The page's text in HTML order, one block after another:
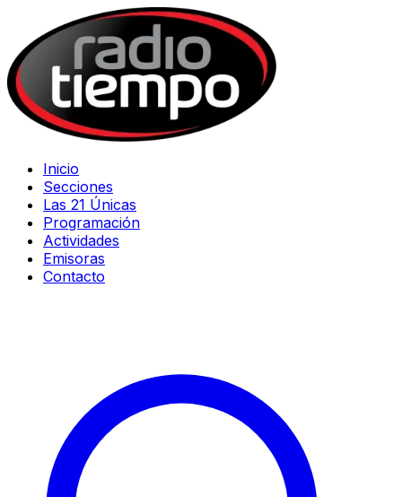
Inicio
Secciones
Las 21 Únicas
Programación
Actividades
Emisoras
Contacto